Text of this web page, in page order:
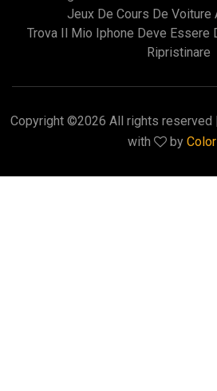
Jeux De Cours De Voiture
Trova Il Mio Iphone Deve Essere
Ripristinare
Copyright ©2026 All rights reserved
with
by